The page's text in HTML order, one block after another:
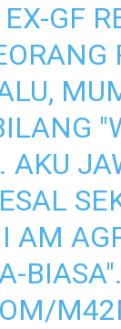
GF
AKU
AM